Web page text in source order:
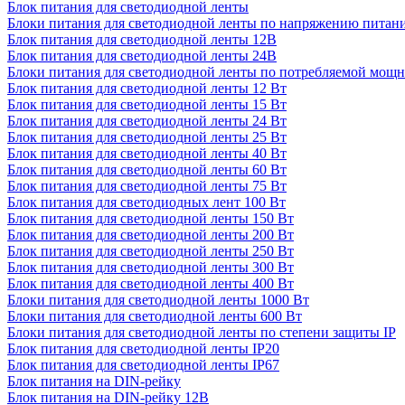
Блок питания для светодиодной ленты
Блоки питания для светодиодной ленты по напряжению
Блок питания для светодиодной ленты 12В
Блок питания для светодиодной ленты 24В
Блоки питания для светодиодной ленты по потребляемой
Блок питания для светодиодной ленты 12 Вт
Блок питания для светодиодной ленты 15 Вт
Блок питания для светодиодной ленты 24 Вт
Блок питания для светодиодной ленты 25 Вт
Блок питания для светодиодной ленты 40 Вт
Блок питания для светодиодной ленты 60 Вт
Блок питания для светодиодной ленты 75 Вт
Блок питания для светодиодных лент 100 Вт
Блок питания для светодиодной ленты 150 Вт
Блок питания для светодиодной ленты 200 Вт
Блок питания для светодиодной ленты 250 Вт
Блок питания для светодиодной ленты 300 Вт
Блок питания для светодиодной ленты 400 Вт
Блоки питания для светодиодной ленты 1000 Вт
Блоки питания для светодиодной ленты 600 Вт
Блоки питания для светодиодной ленты по степени защиты IP
Блок питания для светодиодной ленты IP20
Блок питания для светодиодной ленты IP67
Блок питания на DIN-рейку
Блок питания на DIN-рейку 12В